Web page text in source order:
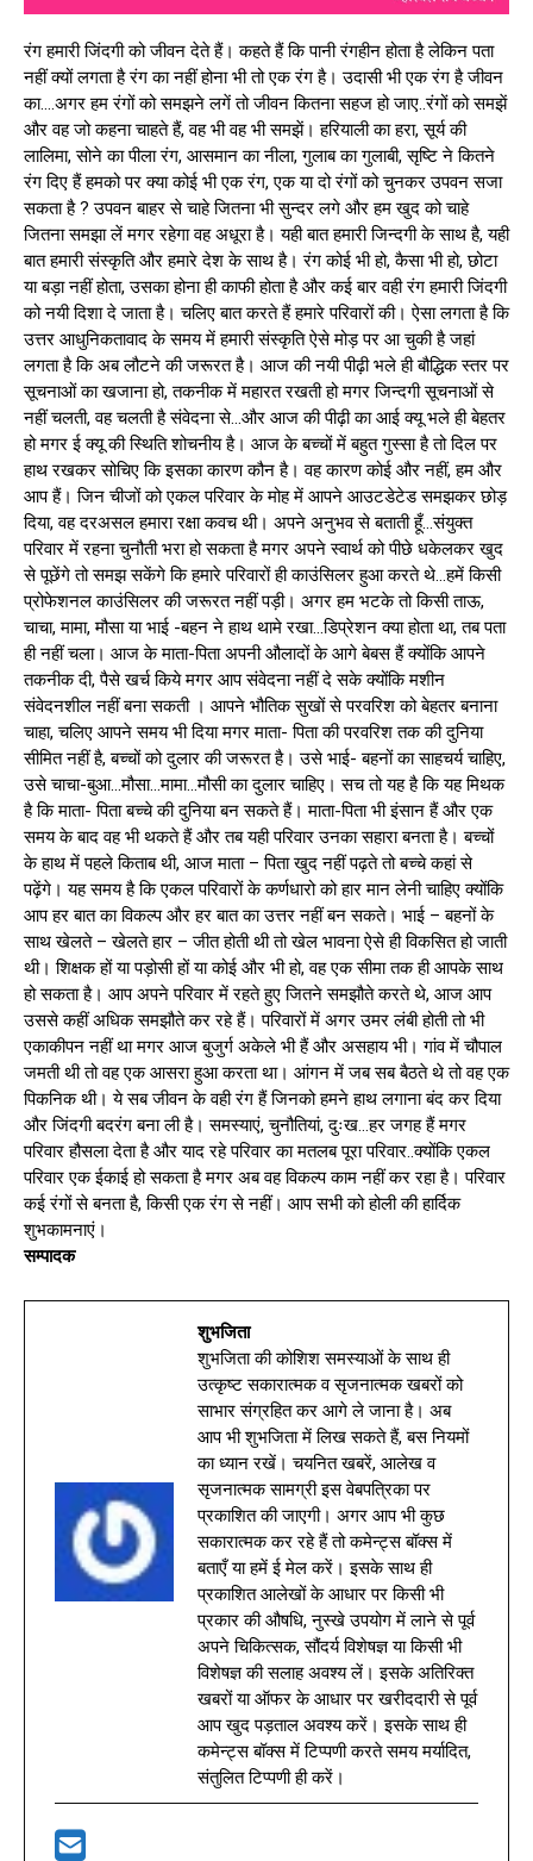
रंग हमारी जिंदगी को जीवन देते हैं। कहते हैं कि पानी रंगहीन होता है लेकिन पता
नहीं क्यों लगता है रंग का नहीं होना भी तो एक रंग है। उदासी भी एक रंग है जीवन
का….अगर हम रंगों को समझने लगें तो जीवन कितना सहज हो जाए..रंगों को समझें
और वह जो कहना चाहते हैं, वह भी वह भी समझें। हरियाली का हरा, सूर्य की
लालिमा, सोने का पीला रंग, आसमान का नीला, गुलाब का गुलाबी, सृष्टि ने कितने
रंग दिए हैं हमको पर क्या कोई भी एक रंग, एक या दो रंगों को चुनकर उपवन सजा
सकता है ? उपवन बाहर से चाहे जितना भी सुन्दर लगे और हम खुद को चाहे
जितना समझा लें मगर रहेगा वह अधूरा है। यही बात हमारी जिन्दगी के साथ है, यही
बात हमारी संस्कृति और हमारे देश के साथ है। रंग कोई भी हो, कैसा भी हो, छोटा
या बड़ा नहीं होता, उसका होना ही काफी होता है और कई बार वही रंग हमारी जिंदगी
को नयी दिशा दे जाता है। चलिए बात करते हैं हमारे परिवारों की। ऐसा लगता है कि
उत्तर आधुनिकतावाद के समय में हमारी संस्कृति ऐसे मोड़ पर आ चुकी है जहां
लगता है कि अब लौटने की जरूरत है। आज की नयी पीढ़ी भले ही बौद्धिक स्तर पर
सूचनाओं का खजाना हो, तकनीक में महारत रखती हो मगर जिन्दगी सूचनाओं से
नहीं चलती, वह चलती है संवेदना से…और आज की पीढ़ी का आई क्यू भले ही बेहतर
हो मगर ई क्यू की स्थिति शोचनीय है। आज के बच्चों में बहुत गुस्सा है तो दिल पर
हाथ रखकर सोचिए कि इसका कारण कौन है। वह कारण कोई और नहीं, हम और
आप हैं। जिन चीजों को एकल परिवार के मोह में आपने आउटडेटेड समझकर छोड़
दिया, वह दरअसल हमारा रक्षा कवच थी। अपने अनुभव से बताती हूँ…संयुक्त
परिवार में रहना चुनौती भरा हो सकता है मगर अपने स्वार्थ को पीछे धकेलकर खुद
से पूछेंगे तो समझ सकेंगे कि हमारे परिवारों ही काउंसिलर हुआ करते थे…हमें किसी
प्रोफेशनल काउंसिलर की जरूरत नहीं पड़ी। अगर हम भटके तो किसी ताऊ,
चाचा, मामा, मौसा या भाई -बहन ने हाथ थामे रखा…डिप्रेशन क्या होता था, तब पता
ही नहीं चला। आज के माता-पिता अपनी औलादों के आगे बेबस हैं क्योंकि आपने
तकनीक दी, पैसे खर्च किये मगर आप संवेदना नहीं दे सके क्योंकि मशीन
संवेदनशील नहीं बना सकती । आपने भौतिक सुखों से परवरिश को बेहतर बनाना
चाहा, चलिए आपने समय भी दिया मगर माता- पिता की परवरिश तक की दुनिया
सीमित नहीं है, बच्चों को दुलार की जरूरत है। उसे भाई- बहनों का साहचर्य चाहिए,
उसे चाचा-बुआ…मौसा…मामा…मौसी का दुलार चाहिए। सच तो यह है कि यह मिथक
है कि माता- पिता बच्चे की दुनिया बन सकते हैं। माता-पिता भी इंसान हैं और एक
समय के बाद वह भी थकते हैं और तब यही परिवार उनका सहारा बनता है। बच्चों
के हाथ में पहले किताब थी, आज माता – पिता खुद नहीं पढ़ते तो बच्चे कहां से
पढ़ेंगे। यह समय है कि एकल परिवारों के कर्णधारो को हार मान लेनी चाहिए क्योंकि
आप हर बात का विकल्प और हर बात का उत्तर नहीं बन सकते। भाई – बहनों के
साथ खेलते – खेलते हार – जीत होती थी तो खेल भावना ऐसे ही विकसित हो जाती
थी। शिक्षक हों या पड़ोसी हों या कोई और भी हो, वह एक सीमा तक ही आपके साथ
हो सकता है। आप अपने परिवार में रहते हुए जितने समझौते करते थे, आज आप
उससे कहीं अधिक समझौते कर रहे हैं। परिवारों में अगर उमर लंबी होती तो भी
एकाकीपन नहीं था मगर आज बुजुर्ग अकेले भी हैं और असहाय भी। गांव में चौपाल
जमती थी तो वह एक आसरा हुआ करता था। आंगन में जब सब बैठते थे तो वह एक
पिकनिक थी। ये सब जीवन के वही रंग हैं जिनको हमने हाथ लगाना बंद कर दिया
और जिंदगी बदरंग बना ली है। समस्याएं, चुनौतियां, दुःख…हर जगह हैं मगर
परिवार हौसला देता है और याद रहे परिवार का मतलब पूरा परिवार..क्योंकि एकल
परिवार एक ईकाई हो सकता है मगर अब वह विकल्प काम नहीं कर रहा है। परिवार
कई रंगों से बनता है, किसी एक रंग से नहीं। आप सभी को होली की हार्दिक
शुभकामनाएं।
सम्पादक
शुभजिता
शुभजिता की कोशिश समस्याओं के साथ ही
उत्कृष्ट सकारात्मक व सृजनात्मक खबरों को
साभार संग्रहित कर आगे ले जाना है। अब
आप भी शुभजिता में लिख सकते हैं, बस नियमों
का ध्यान रखें। चयनित खबरें, आलेख व
सृजनात्मक सामग्री इस वेबपत्रिका पर
प्रकाशित की जाएगी। अगर आप भी कुछ
सकारात्मक कर रहे हैं तो कमेन्ट्स बॉक्स में
बताएँ या हमें ई मेल करें। इसके साथ ही
प्रकाशित आलेखों के आधार पर किसी भी
प्रकार की औषधि, नुस्खे उपयोग में लाने से पूर्व
अपने चिकित्सक, सौंदर्य विशेषज्ञ या किसी भी
विशेषज्ञ की सलाह अवश्य लें। इसके अतिरिक्त
खबरों या ऑफर के आधार पर खरीददारी से पूर्व
आप खुद पड़ताल अवश्य करें। इसके साथ ही
कमेन्ट्स बॉक्स में टिप्पणी करते समय मर्यादित,
संतुलित टिप्पणी ही करें।